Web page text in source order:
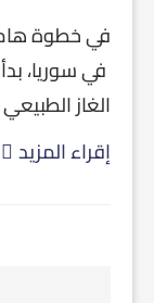
في خطوة
في سوريا،
الغاز
إقراء المزيد